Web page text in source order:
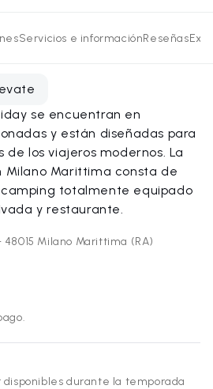
Servicios e informaciónReseñas
se encuentran en
y están diseñadas para
los viajeros modernos. La
Milano Marittima consta de
totalmente equipado
y restaurante.
Milano Marittima (RA)
durante la temporada